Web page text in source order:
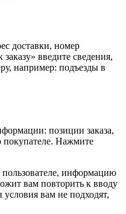
доставки, номер
введите сведения,
например: подъезды в
позиции заказа,
Нажмите
информацию
вам повторить к вводу
вам не подходят,